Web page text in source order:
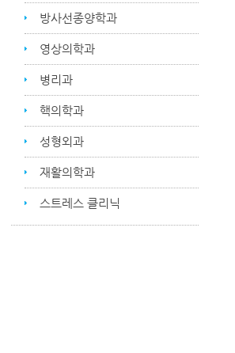
방사선종양학과
영상의학과
병리과
핵의학과
성형외과
재활의학과
스트레스 클리닉